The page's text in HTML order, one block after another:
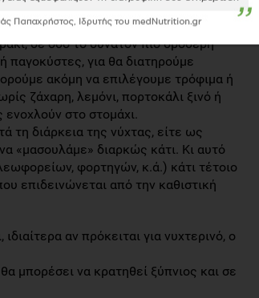
μας δημιουργεί μία εγρήγορση, που
ταξιδιού.
σε όσο το δυνατόν πιο δροσερή
παγοκύστες, για θα διατηρούμε
ακόμη να επιλέγουμε τρόφιμα ή
ζάχαρη, λεμόνι, πορτοκάλι ξινό ή
ενοχλούν στο στομάχι.
τη διάρκεια της νύχτας, είτε ως
«μασουλάμε» διαρκώς κάτι. Κι αυτό
φορτηγών, κ.ά.) κάτι τέτοιο
επιδεινώνεται από την καθιστική
αν πρόκειται για νυχτερινό, ο
μπορέσει να κρατηθεί ξύπνιος και σε